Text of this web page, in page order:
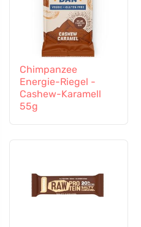
Chimpanzee
Energie-Riegel -
Cashew-Karamell
55g